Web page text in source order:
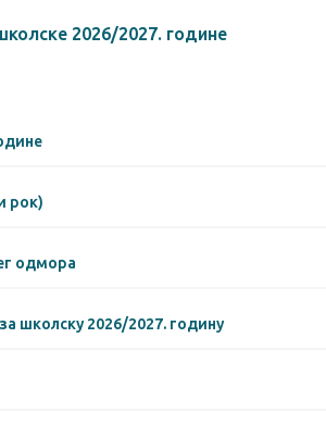
2026/2027. године
рок)
одмора
школску 2026/2027. годину